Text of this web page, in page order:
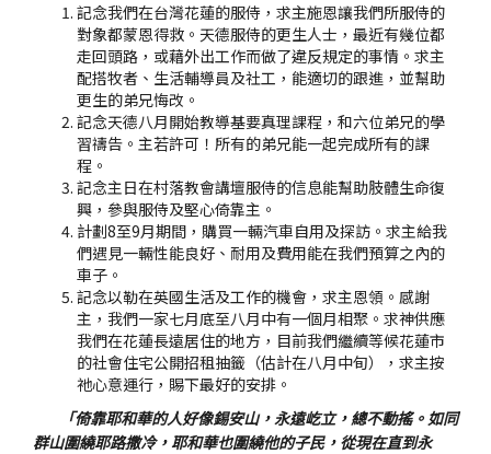
記念我們在台灣花蓮的服侍，求主施恩讓我們所服侍的
對象都蒙恩得救。天德服侍的更生人士，最近有幾位都
走回頭路，或藉外出工作而做了違反規定的事情。求主
配搭牧者、生活輔導員及社工，能適切的跟進，並幫助
更生的弟兄悔改。
記念天德八月開始教導基要真理課程，和六位弟兄的學
習禱告。主若許可！所有的弟兄能一起完成所有的課
程。
記念主日在村落教會講壇服侍的信息能幫助肢體生命復
興，參與服侍及堅心倚靠主。
計劃8至9月期間，購買一輛汽車自用及探訪。求主給我
們遇見一輛性能良好、耐用及費用能在我們預算之內的
車子。
記念以勒在英國生活及工作的機會，求主恩領。感謝
主，我們一家七月底至八月中有一個月相聚。求神供應
我們在花蓮長遠居住的地方，目前我們繼續等候花蓮市
的社會住宅公開招租抽籤（估計在八月中旬），求主按
祂心意運行，賜下最好的安排。
「倚靠耶和華的人好像錫安山，永遠屹立，總不動搖。如同
群山圍繞耶路撒冷，耶和華也圍繞他的子民，從現在直到永